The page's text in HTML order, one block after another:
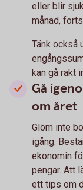
eller blir
månad,
Tänk också
kan gå rakt
Gå
om året
Glöm inte
igång.
ekonomin
pengar. Att
ett tips om